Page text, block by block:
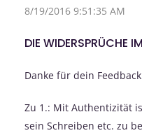
8/19/2016 9:51:35 AM
DIE WIDERSPRÜCHE
Danke für dein
Zu 1.: Mit Authentizität
sein Schreiben etc. zu